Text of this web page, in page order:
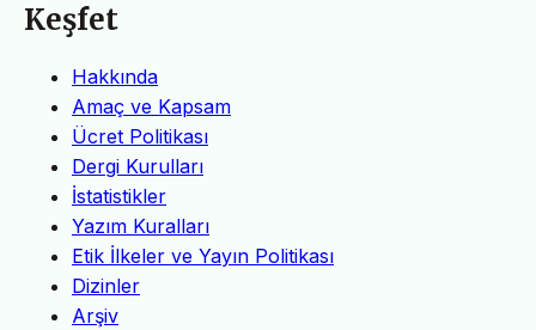
Keşfet
Hakkında
Amaç ve Kapsam
Ücret Politikası
Dergi Kurulları
İstatistikler
Yazım Kuralları
Etik İlkeler ve Yayın Politikası
Dizinler
Arşiv